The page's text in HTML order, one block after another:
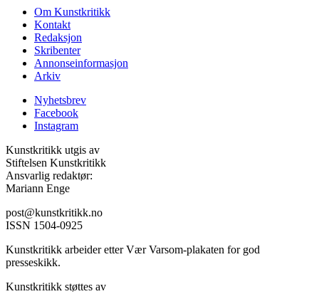
Om Kunstkritikk
Kontakt
Redaksjon
Skribenter
Annonseinformasjon
Arkiv
Nyhetsbrev
Facebook
Instagram
Kunstkritikk utgis av
Stiftelsen Kunstkritikk
Ansvarlig redaktør:
Mariann Enge
post@kunstkritikk.no
ISSN 1504-0925
Kunstkritikk arbeider etter Vær Varsom-plakaten for god
presseskikk.
Kunstkritikk støttes av